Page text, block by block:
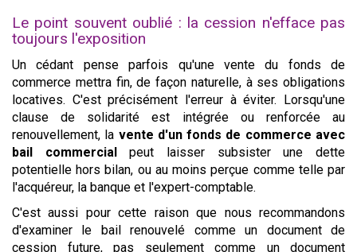
Le point souvent oublié : la cession n'efface pas
toujours l'exposition
Un cédant pense parfois qu'une vente du fonds de
commerce mettra fin, de façon naturelle, à ses obligations
locatives. C'est précisément l'erreur à éviter. Lorsqu'une
clause de solidarité est intégrée ou renforcée au
renouvellement, la vente d'un fonds de commerce avec
bail commercialpeut laisser subsister une dette
potentielle hors bilan, ou au moins perçue comme telle par
l'acquéreur, la banque et l'expert-comptable.
C'est aussi pour cette raison que nous recommandons
d'examiner le bail renouvelé comme un document de
cession future, pas seulement comme un document